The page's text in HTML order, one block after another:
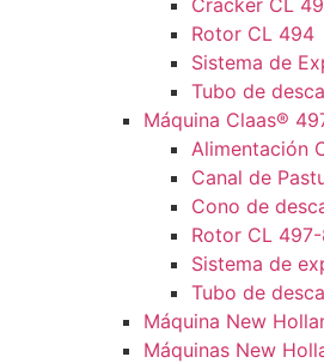
Cracker CL
Rotor CL 494
Sistema de
Tubo de
Máquina Claas®
Alimentación
Canal de
Cono de
Rotor CL
Sistema de
Tubo de
Máquina New
Máquinas New